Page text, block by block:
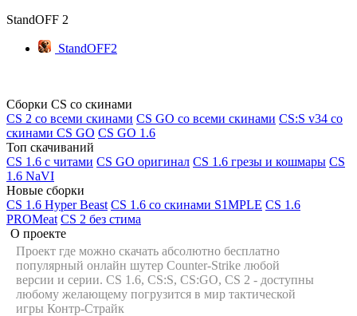
StandOFF 2
StandOFF2
Сборки CS со скинами
CS 2 со всеми скинами CS GO со всеми скинами CS:S v34 со
скинами CS GO CS GO 1.6
Топ скачиваний
CS 1.6 с читами CS GO оригинал CS 1.6 грезы и кошмары CS
1.6 NaVI
Новые сборки
CS 1.6 Hyper Beast CS 1.6 со скинами S1MPLE CS 1.6
PROMeat CS 2 без стима
О проекте
Проект где можно скачать абсолютно бесплатно
популярный онлайн шутер Counter-Strike любой
версии и серии. CS 1.6, CS:S, CS:GO, CS 2 - доступны
любому желающему погрузится в мир тактической
игры Контр-Страйк